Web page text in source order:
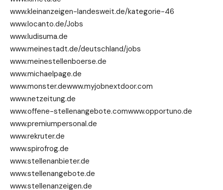
www.kleinanzeigen-landesweit.de/kategorie-46
www.locanto.de/Jobs
www.ludisuma.de
www.meinestadt.de/deutschland/jobs
www.meinestellenboerse.de
www.michaelpage.de
www.monster.dewww.myjobnextdoor.com
www.netzeitung.de
www.offene-stellenangebote.comwww.opportuno.de
www.premiumpersonal.de
www.rekruter.de
www.spirofrog.de
www.stellenanbieter.de
www.stellenangebote.de
www.stellenanzeigen.de